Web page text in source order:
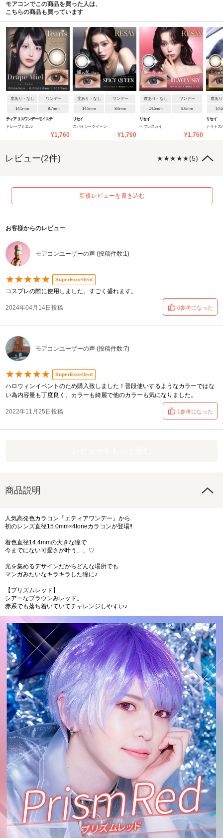
モアコンでこの商品を買った人は、
こちらの商品も買っています
度あり・なし ワンデー
14.5mm 8.7mm
ティアリスワンデーモイステ
ドレープミエル
¥1,760
度あり・なし ワンデー
14.5mm 8.6mm
リセイ
スパイシークイーン
¥1,760
度あり・なし ワンデー
14.5mm 8.6mm
リセイ
ヘブンスカイ
¥1,760
度あ
リセイ
ナイトス
レビュー(2件) ★★★★★(5)
新規レビューを書き込む
お客様からのレビュー
モアコンユーザーの声 (投稿件数:1)
★★★★★ SuperExcellent
コスプレの際に使用しました。すごく盛れます。
2024年04月14日投稿 0参考になった
モアコンユーザーの声 (投稿件数:7)
★★★★★ SuperExcellent
ハロウィンイベントのため購入致しました！普段使いするようなカラーではな
い為内容量も丁度良く、カラーも綺麗で他のカラーも気になりました。
2022年11月25日投稿 1参考になった
商品説明
人気高発色カラコン『エティアワンデー』から
初のレンズ直径15.0mm×4toneカラコンが登場‼︎
着色直径14.4mmの大きな瞳で
今までにない可愛さが叶う、、♡
光を集めるデザインだからどんな場所でも
マンガみたいなキラキラした瞳に♪
【プリズムレッド】
シアーなブラウンみレッド。
赤系でも落ち着いていてチャレンジしやすい♪